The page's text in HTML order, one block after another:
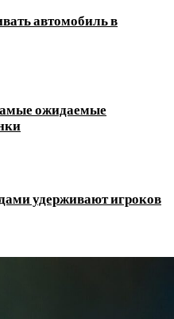
автомобиль в
ожидаемые
удерживают игроков